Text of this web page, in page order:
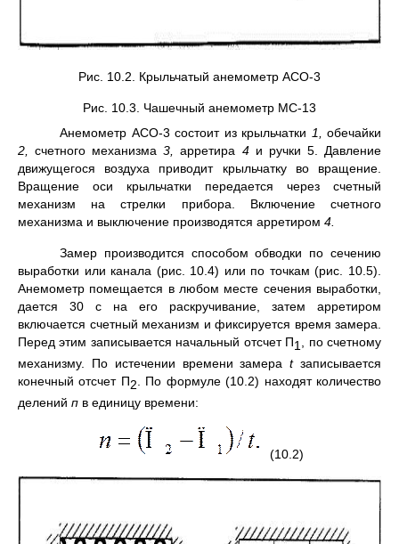
Рис. 10.2. Крыльчатый анемометр АСО-3
Рис. 10.3. Чашечный анемометр МС-13
Анемометр АСО-3 состоит из крыльчатки 1, обечайки
2,счетного ме­ханизма3,арретира 4и ручки 5. Давление
движуще­гося воздуха приводит крыльчатку во вращение.
Вращение оси крыльчатки передается через счет­ный
механизм на стрелки при­бора. Включение счетного
механизма и выклю­чение произво­дятся арретиром 4.
Замер производится способом обводки по сечению
выра­ботки или ка­нала (рис. 10.4) или по точкам (рис. 10.5).
Анемометр помещается в любом месте сечения выработки,
дается 30 с на его раскручивание, затем арретиром
включается счетный меха­низм и фиксируется время замера.
Перед этим за­писывается на­чальный отсчет П1
, по счетному
механизму. По истечении вре­ме­ни замераtзаписывается
конечный отсчет П2 . По формуле (10.2) находят количество
делений п в единицу времени:
(10.2)